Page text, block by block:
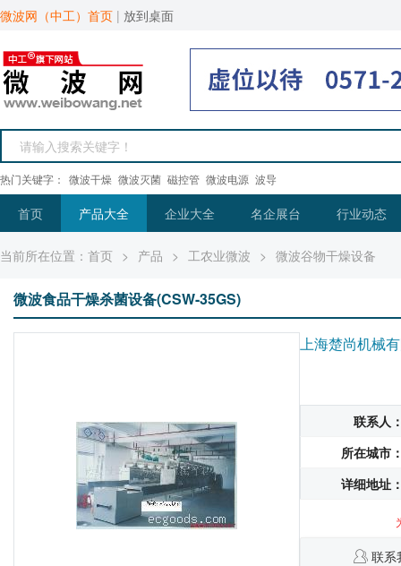
微波网（中工）首页 | 放到桌面
热门关键字： 微波干燥 微波灭菌 磁控管 微波电源 波导
首页 产品大全 企业大全 名企展台 行业动态
当前所在位置： 首页 > 产品 > 工农业微波 > 微波谷物干燥设备
微波食品干燥杀菌设备(CSW-35GS)
上海楚尚机械
联系人
所在城市
详细地址
联系